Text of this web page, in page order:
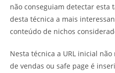
não conseguiam detectar esta
desta técnica a mais
conteúdo de nichos
Nesta técnica a URL inicial
de vendas ou safe page é